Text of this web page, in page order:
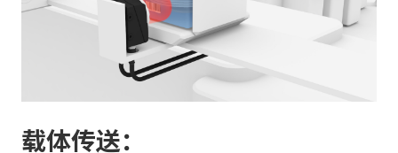
载体传送：